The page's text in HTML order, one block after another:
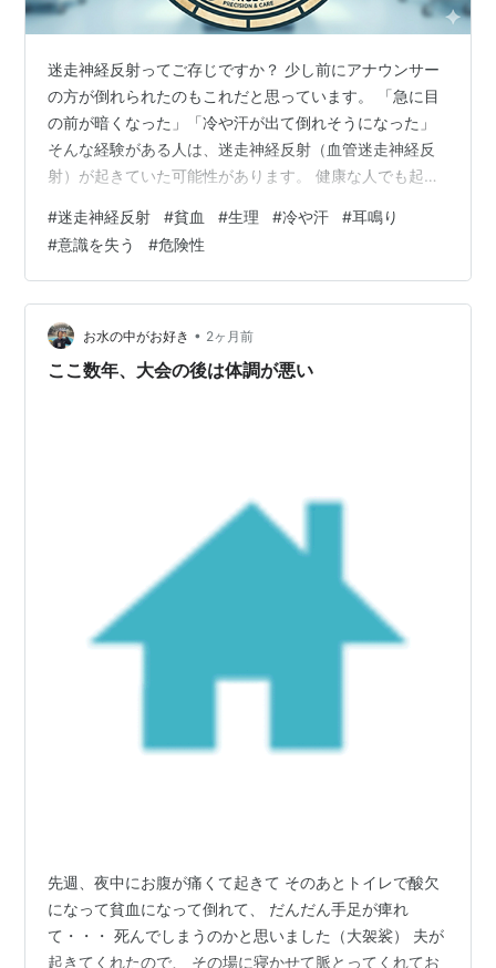
迷走神経反射ってご存じですか？ 少し前にアナウンサー
の方が倒れられたのもこれだと思っています。 「急に目
の前が暗くなった」「冷や汗が出て倒れそうになった」
そんな経験がある人は、迷走神経反射（血管迷走神経反
射）が起きていた可能性があります。 健康な人でも起こ
いて、 私も10代の時から子宮筋腫の手術を受けるまで何
度も意識を失ったことがあります。 迷走神経反射とは？
副交感神経（迷走神経）が急激に優位になることで心拍
数が低下し、血圧が下がり、脳への血流が一時的に不足
する状態です。その結果、めまい・吐き気・視界が暗く
なるなどの症状が現れ、重い場合は…
#迷走神経反射 #貧血 #生理 #冷や汗 #耳鳴り
#意識を失う #危険性
お水の中がお好き • 2ヶ月前
ここ数年、大会の後は体調が悪い
先週、夜中にお腹が痛くて起きて そのあとトイレで酸欠
になって貧血になって倒れて、 だんだん手足が痺れ
て・・・ 死んでしまうのかと思いました（大袈裟） 夫が
起きてくれたので、 その場に寝かせて脈とってくれてお